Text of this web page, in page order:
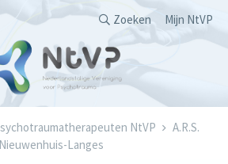
Secondary
Zoeken Mijn NtVP
NtVP
A.R.S.
Nieuwenhuis-Langes